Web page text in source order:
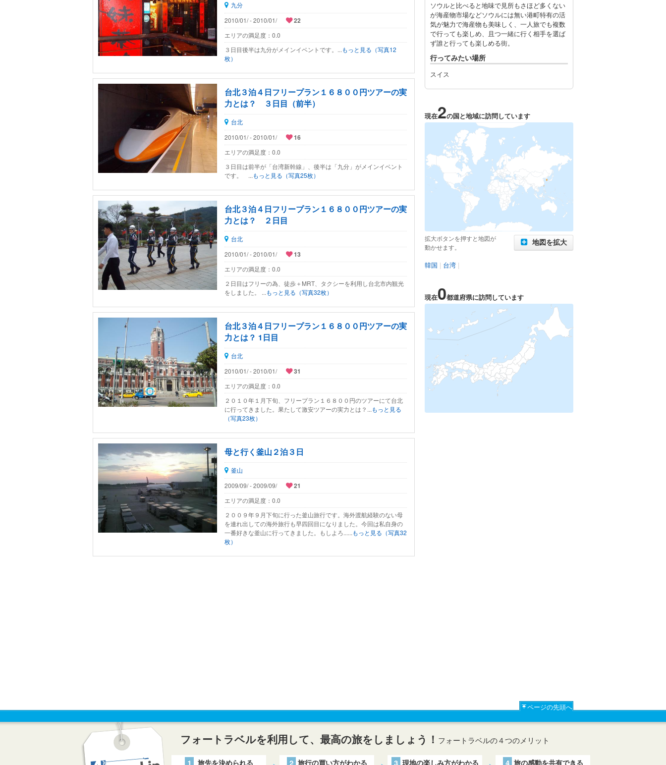
九分
2010/01/ - 2010/01/
22
エリアの満足度： 0.0
３日目後半は九分がメインイベントです。...もっと見る（写真12
枚）
台北３泊４日フリープラン１６８００円ツアーの実
力とは？ ３日目（前半）
台北
2010/01/ - 2010/01/
16
エリアの満足度： 0.0
３日目は前半が「台湾新幹線」、後半は「九分」がメインイベント
です。 ...もっと見る（写真25枚）
台北３泊４日フリープラン１６８００円ツアーの実
力とは？ ２日目
台北
2010/01/ - 2010/01/
13
エリアの満足度： 0.0
２日目はフリーの為、徒歩＋MRT、タクシーを利用し台北市内観光
をしました。 ...もっと見る（写真32枚）
台北３泊４日フリープラン１６８００円ツアーの実
力とは？ 1日目
台北
2010/01/ - 2010/01/
31
エリアの満足度： 0.0
２０１０年１月下旬、フリープラン１６８００円のツアーにて台北
に行ってきました。果たして激安ツアーの実力とは？...もっと見る
（写真23枚）
母と行く釜山２泊３日
釜山
2009/09/ - 2009/09/
21
エリアの満足度： 0.0
２００９年９月下旬に行った釜山旅行です。海外渡航経験のない母
を連れ出しての海外旅行も早四回目になりました。今回は私自身の
一番好きな釜山に行ってきました。もしよろ......もっと見る（写真32
枚）
ソウルと比べると地味で見所もさほど多くない
が海産物市場などソウルには無い港町特有の活
気が魅力で海産物も美味しく、一人旅でも複数
で行っても楽しめ、且つ一緒に行く相手を選ば
ず誰と行っても楽しめる街。
行ってみたい場所
スイス
現在2の国と地域に訪問しています
拡大ボタンを押すと地図が
動かせます。
地図を拡大
韓国 | 台湾 |
現在0都道府県に訪問しています
ページの先頭へ
フォートラベルを利用して、最高の旅をしましょう！ フォートラベルの４つのメリット
1 旅先を決められる 2 旅行の買い方がわかる 3 現地の楽しみ方がわかる 4 旅の感動を共有できる